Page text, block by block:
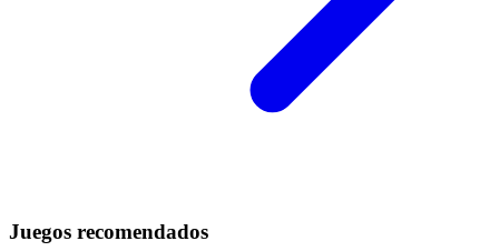
Juegos recomendados